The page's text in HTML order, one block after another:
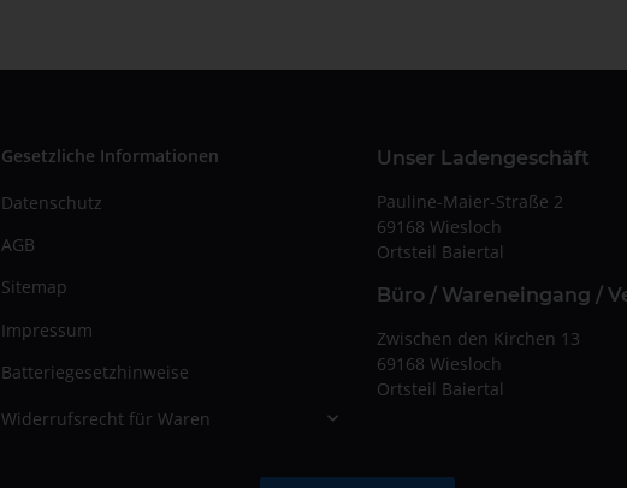
Gesetzliche Informationen
Datenschutz
AGB
Sitemap
Impressum
Batteriegesetzhinweise
Widerrufsrecht für Waren
Unser Ladengeschäft
Pauline-Maier-Straße 2
69168 Wiesloch
Ortsteil Baiertal
Büro / Wareneingang /
Zwischen den Kirchen 13
69168 Wiesloch
Ortsteil Baiertal